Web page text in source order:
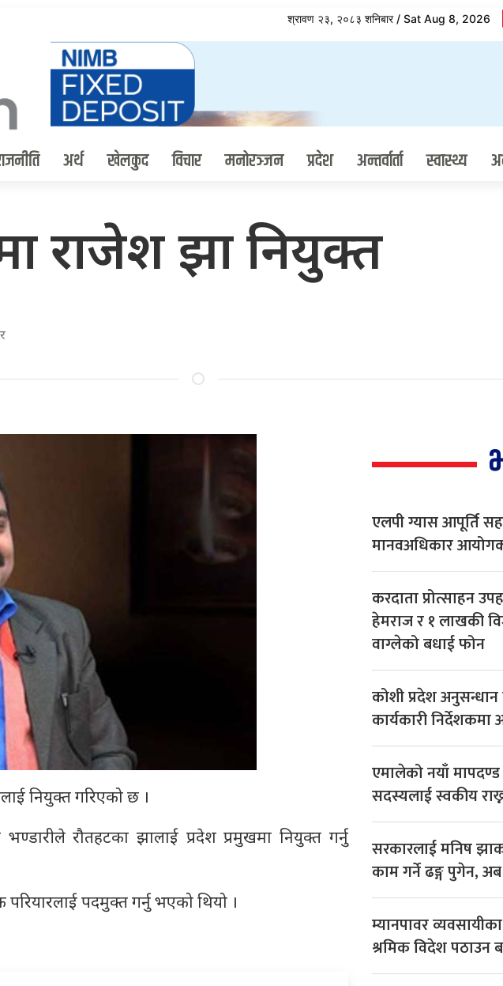
श्रावण २३, २०८३ शनिबार / Sat Aug 8, 2026
अर्थ खेलकुद विचार मनोरञ्जन प्रदेश अन्तर्वार्ता स्वास्थ्य
राजेश झा नियुक्त
नियुक्त गरिएको छ ।
भण्डारीले रौतहटका झालाई प्रदेश प्रमुखमा नियुक्त गर्नु
परियारलाई पदमुक्त गर्नु भएको थियो ।
एलपी ग्यास आपूर्ति
मानवअधिकार
करदाता प्रोत्साहन
हेमराज र १ लाखकी
वाग्लेको बधाई फोन
कोशी प्रदेश अनुसन्धान
कार्यकारी निर्देशकमा
एमालेको नयाँ
सदस्यलाई स्वकीय
सरकारलाई मनिष
काम गर्ने ढङ्ग पुगेन,
म्यानपावर
श्रमिक विदेश पठाउन